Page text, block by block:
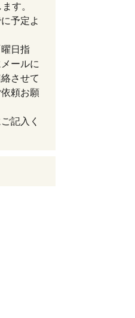
す。
予定よ
日指
ールに
させて
頼お願
記入く